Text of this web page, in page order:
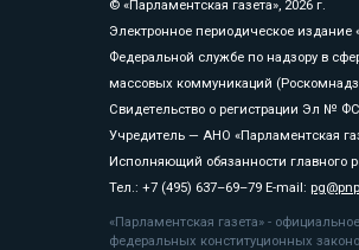
© «Парламентская газета», 2026 г.
Электронное периодическое издание
Федеральной службе по надзору в
массовых коммуникаций
Свидетельство о регистрации Эл №
Учредитель — АНО «Парламентская
Исполняющий обязанности главного
Тел.: +7 (495) 637–69–79 E-mail:
«Парламентская газета» -
федеральных конституционных